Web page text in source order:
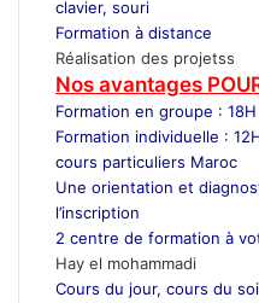
clavier, souri
Formation à distance
Réalisation des projetss
Nos avantages
Formation en groupe :
Formation individuelle :
cours particuliers Maroc
Une orientation et
l’inscription
2 centre de formation à
Hay el mohammadi
Cours du jour, cours du